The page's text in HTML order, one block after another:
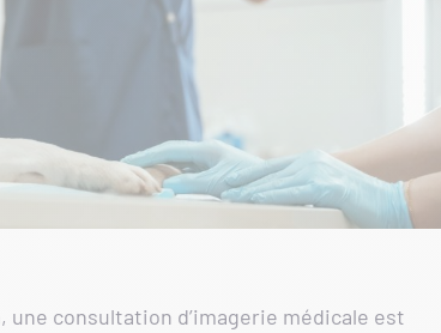
une consultation d’imagerie médicale est